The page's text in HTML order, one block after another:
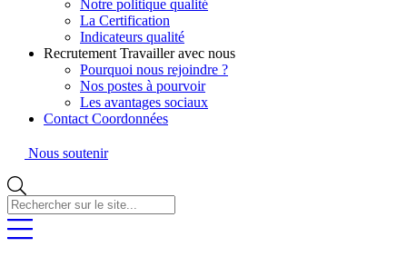
Notre politique qualité
La Certification
Indicateurs qualité
Recrutement Travailler avec nous
Pourquoi nous rejoindre ?
Nos postes à pourvoir
Les avantages sociaux
Contact Coordonnées
Nous soutenir
Rechercher
sur
le